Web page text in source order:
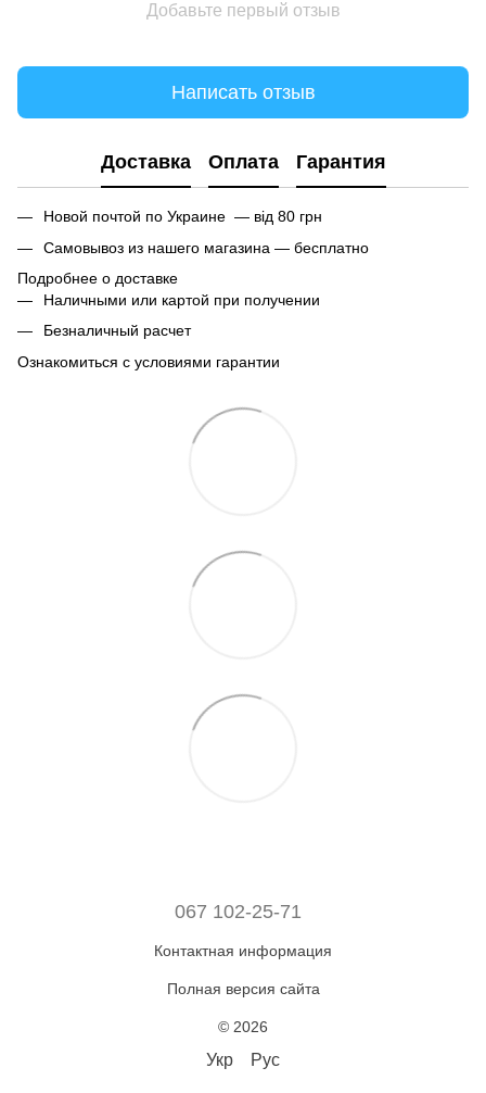
Добавьте первый отзыв
Написать отзыв
Доставка Оплата Гарантия
Новой почтой по Украине — від 80 грн
Самовывоз из нашего магазина — бесплатно
Подробнее о доставке
Наличными или картой при получении
Безналичный расчет
Ознакомиться с условиями гарантии
067 102-25-71
Контактная информация
Полная версия сайта
© 2026
Укр Рус